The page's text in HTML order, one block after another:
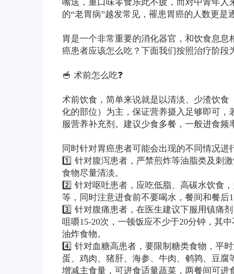
嘴送，重口味零食乐此不疲，而对中青年
的“老胃病”越发常见，罹患胃癌的人数更是
胃是一个非常重要的消化器官，和饮食息
癌患者应该怎么吃？下面我们按照治疗阶段
🥣 术前怎么吃❓
术前饮食，简单来说就是以清淡、少渣饮
化的部位）为主，保证营养摄入足够即可
服营养补充剂。建议少食多餐，一般进食频
同时针对胃癌患者可能会出现的不同情况进
1️⃣ 针对腹泻患者，严禁煎炸等油脂类及刺
食物尽量清淡。
2️⃣ 针对呕吐患者，应吃低脂、高碳水饮食
等，同时注意进食前不要喝水，餐间和餐后
3️⃣ 针对腹痛患者，在医生建议下服用镇痛
咀嚼15-20次，一顿饭应不少于20分钟，其
油炸食物。
4️⃣ 针对血糖高患者，要限制糖类食物，平
蛋、鸡肉、猪肝、海参、牛肉、鹌鹑、豆
增减主食量，可进食适量蔬菜，两餐间可进